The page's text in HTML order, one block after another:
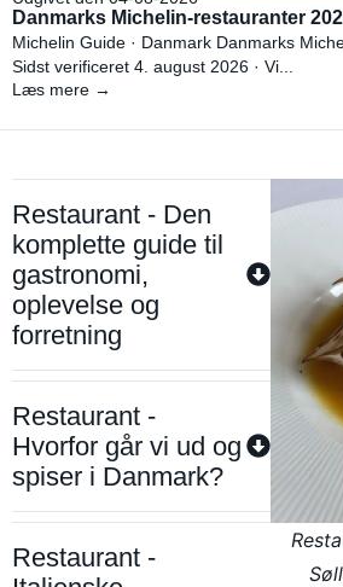
Danmarks Michelin-restauranter
Michelin Guide · Danmark Danmarks
Sidst verificeret 4. august 2026 · Vi...
Læs mere →
Restaurant - Den
komplette guide til
gastronomi,
oplevelse og
forretning
Restaurant -
Hvorfor går vi ud og
spiser i Danmark?
Restaurant -